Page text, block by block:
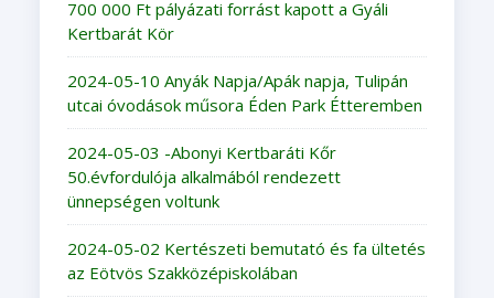
700 000 Ft pályázati forrást kapott a Gyáli
Kertbarát Kör
2024-05-10 Anyák Napja/Apák napja, Tulipán
utcai óvodások műsora Éden Park Étteremben
2024-05-03 -Abonyi Kertbaráti Kőr
50.évfordulója alkalmából rendezett
ünnepségen voltunk
2024-05-02 Kertészeti bemutató és fa ültetés
az Eötvös Szakközépiskolában